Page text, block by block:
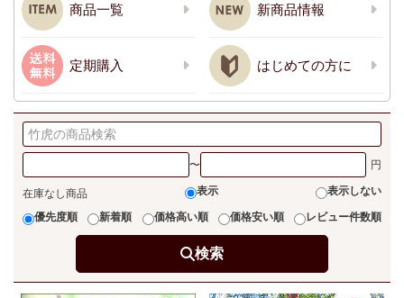
商品一覧 新商品情報
定期購入 はじめての方に
〜
在庫なし商品 表示 表示しない
優先度順 新着順 価格高い順 価格安い順 レビュー件数順
検索